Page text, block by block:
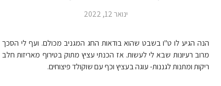
ינואר 12, 2022
הנה הגיע לו ט"ו בשבט שהוא בודאות החג המגניב מכולם. ועף לי הסכך
מרוב רעיונות שבא לי לעשות. אז הכנתי עציץ מתוק בטירוף מאריזות חלב
ריקות ומתנות לגננות- עוגה בעציץ וכף עם שוקולד פיצוחים.